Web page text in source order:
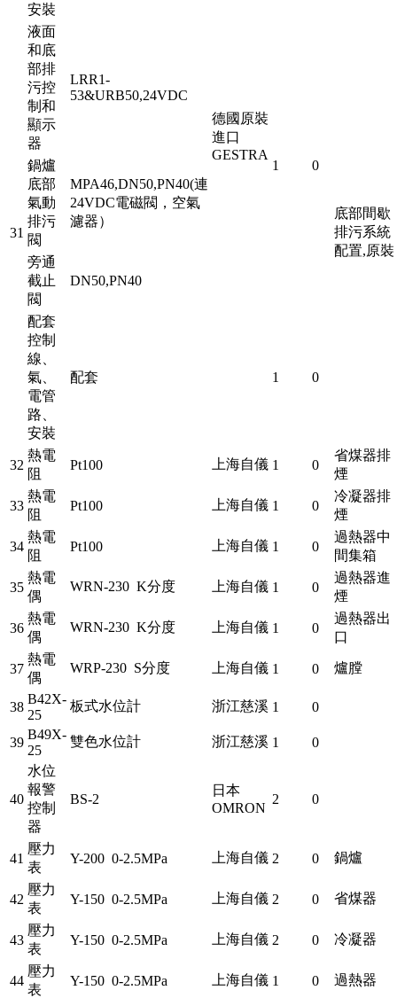
安裝
31
液面
和底
部排
污控
制和
顯示
器
LRR1-
53&URB50,24VDC
德國原裝
進口
GESTRA
1 0
底部間歇
排污系統
配置,原裝
鍋爐
底部
氣動
排污
閥
MPA46,DN50,PN40(連
24VDC電磁閥，空氣
濾器）
旁通
截止
閥
DN50,PN40
配套
控制
線、
氣、
電管
路、
安裝
配套 1 0
32
熱電
阻
Pt100 上海自儀 1 0
省煤器排
煙
33
熱電
阻
Pt100 上海自儀 1 0
冷凝器排
煙
34
熱電
阻
Pt100 上海自儀 1 0
過熱器中
間集箱
35
熱電
偶
WRN-230 K分度 上海自儀 1 0
過熱器進
煙
36
熱電
偶
WRN-230 K分度 上海自儀 1 0
過熱器出
口
37
熱電
偶
WRP-230 S分度 上海自儀 1 0 爐膛
38
B42X-
25
板式水位計 浙江慈溪 1 0
39
B49X-
25
雙色水位計 浙江慈溪 1 0
40
水位
報警
控制
器
BS-2
日本
OMRON
2 0
41
壓力
表
Y-200 0-2.5MPa 上海自儀 2 0 鍋爐
42
壓力
表
Y-150 0-2.5MPa 上海自儀 2 0 省煤器
43
壓力
表
Y-150 0-2.5MPa 上海自儀 2 0 冷凝器
44
壓力
表
Y-150 0-2.5MPa 上海自儀 1 0 過熱器